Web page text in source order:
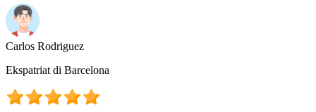
Carlos Rodriguez
Ekspatriat di Barcelona